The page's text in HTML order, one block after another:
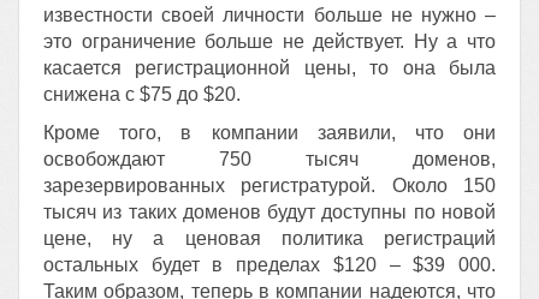
известности своей личности больше не нужно –
это ограничение больше не действует. Ну а что
касается регистрационной цены, то она была
снижена с $75 до $20.
Кроме того, в компании заявили, что они
освобождают 750 тысяч доменов,
зарезервированных регистратурой. Около 150
тысяч из таких доменов будут доступны по новой
цене, ну а ценовая политика регистраций
остальных будет в пределах $120 – $39 000.
Таким образом, теперь в компании надеются, что